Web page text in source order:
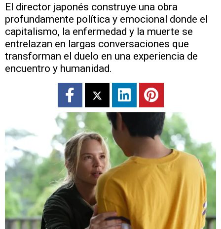
El director japonés construye una obra
profundamente política y emocional donde el
capitalismo, la enfermedad y la muerte se
entrelazan en largas conversaciones que
transforman el duelo en una experiencia de
encuentro y humanidad.